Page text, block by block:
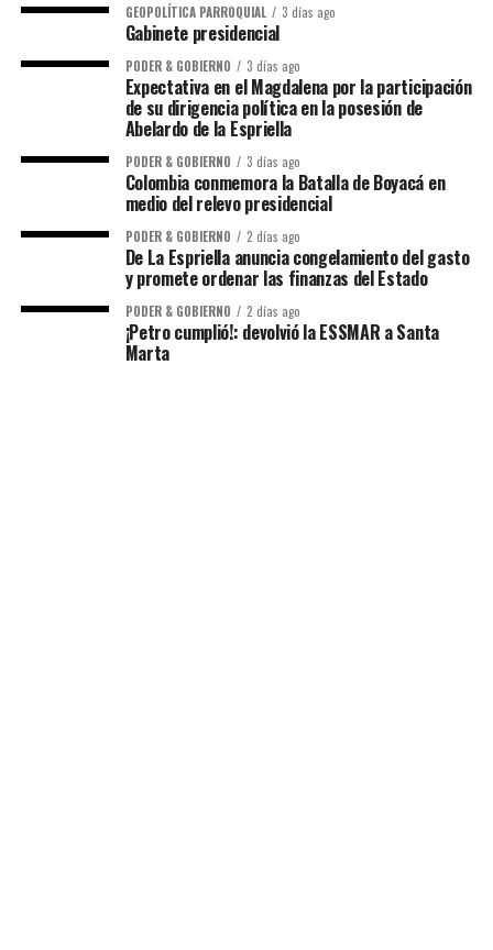
GEOPOLÍTICA PARROQUIAL 3 días ago
Gabinete presidencial
PODER & GOBIERNO 3 días ago
Expectativa en el Magdalena por la participación
de su dirigencia política en la posesión de
Abelardo de la Espriella
PODER & GOBIERNO 3 días ago
Colombia conmemora la Batalla de Boyacá en
medio del relevo presidencial
PODER & GOBIERNO 2 días ago
De La Espriella anuncia congelamiento del gasto
y promete ordenar las finanzas del Estado
PODER & GOBIERNO 2 días ago
¡Petro cumplió!: devolvió la ESSMAR a Santa
Marta